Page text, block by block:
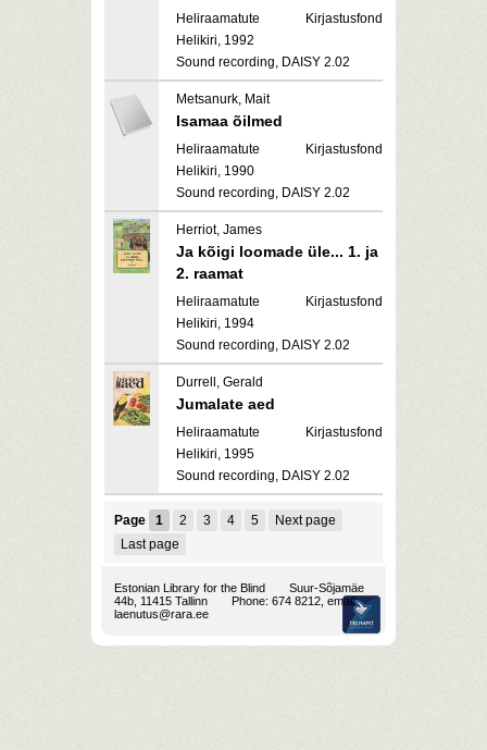
Heliraamatute Kirjastusfond
Helikiri, 1992
Sound recording, DAISY 2.02
Metsanurk, Mait
Isamaa õilmed
Heliraamatute Kirjastusfond
Helikiri, 1990
Sound recording, DAISY 2.02
Herriot, James
Ja kõigi loomade üle... 1. ja
2. raamat
Heliraamatute Kirjastusfond
Helikiri, 1994
Sound recording, DAISY 2.02
Durrell, Gerald
Jumalate aed
Heliraamatute Kirjastusfond
Helikiri, 1995
Sound recording, DAISY 2.02
Page 1 2 3 4 5
Next page
Last page
Estonian Library for the Blind
Suur-Sõjamäe
44b, 11415 Tallinn
Phone: 674 8212, email:
laenutus@rara.ee